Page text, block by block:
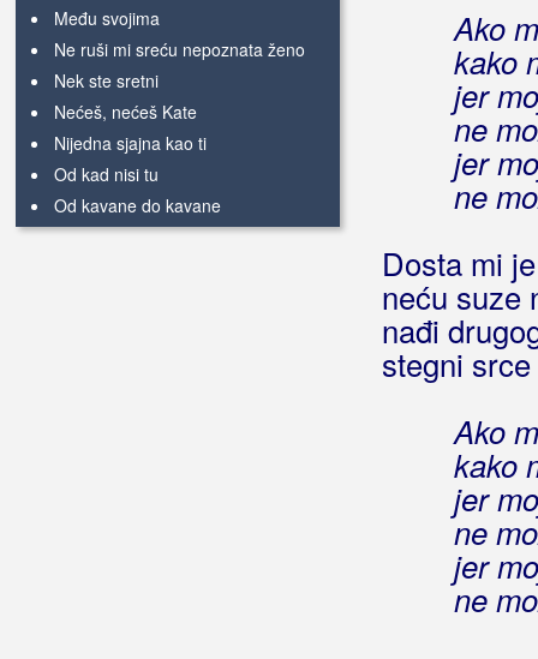
Među svojima
Ne ruši mi sreću nepoznata ženo
Nek ste sretni
Nećeš, nećeš Kate
Nijedna sjajna kao ti
Od kad nisi tu
Od kavane do kavane
Oženjen sam kao momak živim
Ako
kako
jer
ne
jer
ne
Dosta mi
neću suze
nađi
stegni
Ako
kako
jer
ne
jer
ne